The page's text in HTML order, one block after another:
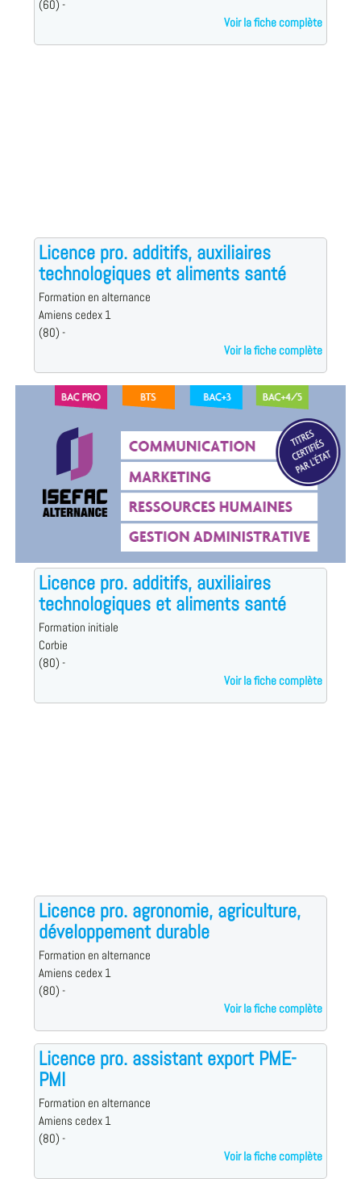
(60) -
Voir la fiche complète
Licence pro. additifs, auxiliaires
technologiques et aliments santé
Formation en alternance
Amiens cedex 1
(80) -
Voir la fiche complète
Licence pro. additifs, auxiliaires
technologiques et aliments santé
Formation initiale
Corbie
(80) -
Voir la fiche complète
Licence pro. agronomie, agriculture,
développement durable
Formation en alternance
Amiens cedex 1
(80) -
Voir la fiche complète
Licence pro. assistant export PME-
PMI
Formation en alternance
Amiens cedex 1
(80) -
Voir la fiche complète